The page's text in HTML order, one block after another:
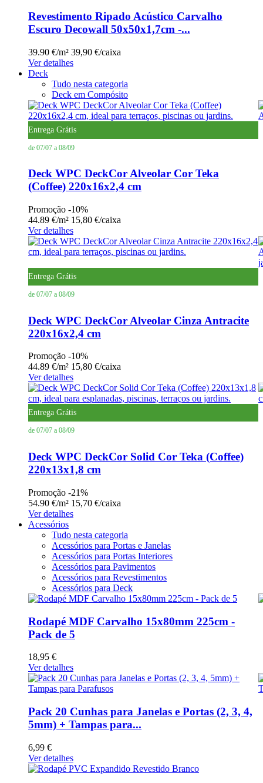
Revestimento Ripado Acústico Carvalho
Escuro Decowall 50x50x1,7cm -...
39.90 €/m² 39,90 €/caixa
Ver detalhes
Deck
Tudo nesta categoria
Deck em Compósito
Entrega Grátis
de 07/07 a 08/09
Deck WPC DeckCor Alveolar Cor Teka
(Coffee) 220x16x2,4 cm
Promoção -10%
44.89 €/m² 15,80 €/caixa
Ver detalhes
Entrega Grátis
de 07/07 a 08/09
Deck WPC DeckCor Alveolar Cinza Antracite
220x16x2,4 cm
Promoção -10%
44.89 €/m² 15,80 €/caixa
Ver detalhes
Entrega Grátis
de 07/07 a 08/09
Deck WPC DeckCor Solid Cor Teka (Coffee)
220x13x1,8 cm
Promoção -21%
54.90 €/m² 15,70 €/caixa
Ver detalhes
Acessórios
Tudo nesta categoria
Acessórios para Portas e Janelas
Acessórios para Portas Interiores
Acessórios para Pavimentos
Acessórios para Revestimentos
Acessórios para Deck
Rodapé MDF Carvalho 15x80mm 225cm -
Pack de 5
18,95 €
Ver detalhes
Pack 20 Cunhas para Janelas e Portas (2, 3, 4,
5mm) + Tampas para...
6,99 €
Ver detalhes